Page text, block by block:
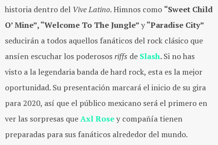
historia dentro del Vive Latino. Himnos como “Sweet Child
O’ Mine”, “Welcome To The Jungle”y“Paradise City”
seducirán a todos aquellos fanáticos del rock clásico que
ansíen escuchar los poderososriffs de Slash.Si no has
visto a la legendaria banda de hard rock, esta es la mejor
oportunidad. Su presentación marcará el inicio de su gira
para 2020, así que el público mexicano será el primero en
ver las sorpresas queAxl Rosey compañía tienen
preparadas para sus fanáticos alrededor del mundo.